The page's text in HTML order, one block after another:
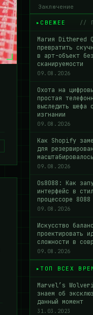
Заключение
СВЕЖЕЕ //
Магия Dithered
превратить
в арт-объект
сканируемости
09.08.2026
Охота на
простая
выследить шефа
изгнании
09.08.2026
Как Shopify
для
масштабировалось
09.08.2026
Os8088: Как
интерфейс в
процессоре 8088
09.08.2026
Искусство
проектировать
сложности в
09.08.2026
ТОП ВСЕХ
Marvel’s
знаем об
данный момент
31.03.2023